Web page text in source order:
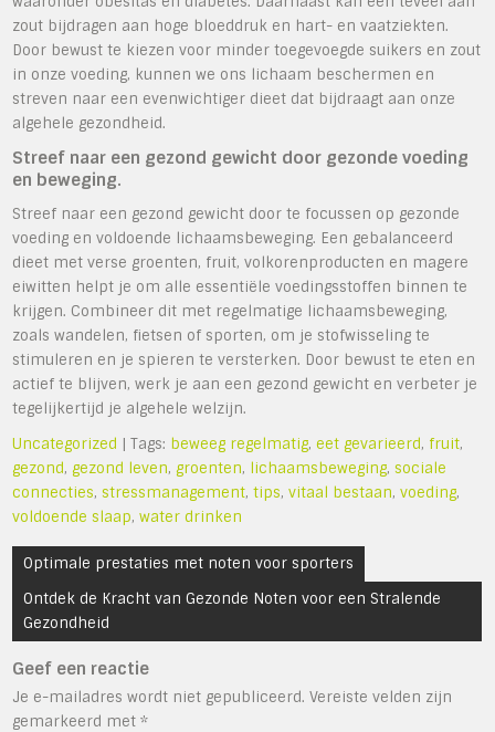
zout bijdragen aan hoge bloeddruk en hart- en vaatziekten.
Door bewust te kiezen voor minder toegevoegde suikers en zout
in onze voeding, kunnen we ons lichaam beschermen en
streven naar een evenwichtiger dieet dat bijdraagt aan onze
algehele gezondheid.
Streef naar een gezond gewicht door gezonde voeding
en beweging.
Streef naar een gezond gewicht door te focussen op gezonde
voeding en voldoende lichaamsbeweging. Een gebalanceerd
dieet met verse groenten, fruit, volkorenproducten en magere
eiwitten helpt je om alle essentiële voedingsstoffen binnen te
krijgen. Combineer dit met regelmatige lichaamsbeweging,
zoals wandelen, fietsen of sporten, om je stofwisseling te
stimuleren en je spieren te versterken. Door bewust te eten en
actief te blijven, werk je aan een gezond gewicht en verbeter je
tegelijkertijd je algehele welzijn.
Uncategorized | Tags: beweeg regelmatig,eet gevarieerd, fruit,
gezond,gezond leven,groenten, lichaamsbeweging,sociale
connecties,stressmanagement,tips,vitaal bestaan,voeding,
voldoende slaap,water drinken
Bericht
navigatie
Optimale prestaties met noten voor sporters
Ontdek de Kracht van Gezonde Noten voor een Stralende
Gezondheid
Geef een reactie
Je e-mailadres wordt niet gepubliceerd. Vereiste velden zijn
gemarkeerd met*